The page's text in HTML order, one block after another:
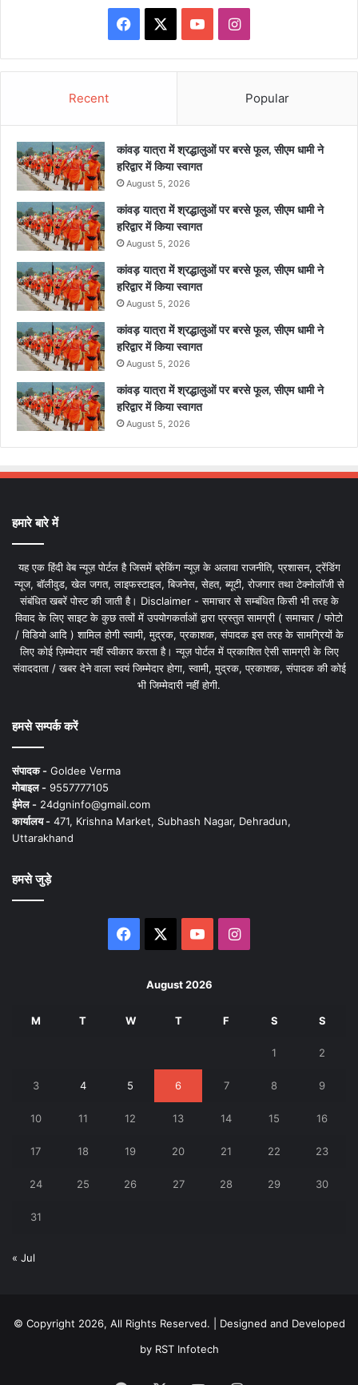
Facebook YouTubeInstagram
Recent Popular
कांवड़ यात्रा में श्रद्धालुओं पर बरसे फूल, सीएम धामी ने
हरिद्वार में किया स्वागत
August 5, 2026
कांवड़ यात्रा में श्रद्धालुओं पर बरसे फूल, सीएम धामी ने
हरिद्वार में किया स्वागत
August 5, 2026
कांवड़ यात्रा में श्रद्धालुओं पर बरसे फूल, सीएम धामी ने
हरिद्वार में किया स्वागत
August 5, 2026
कांवड़ यात्रा में श्रद्धालुओं पर बरसे फूल, सीएम धामी ने
हरिद्वार में किया स्वागत
August 5, 2026
कांवड़ यात्रा में श्रद्धालुओं पर बरसे फूल, सीएम धामी ने
हरिद्वार में किया स्वागत
August 5, 2026
हमारे बारे में
यह एक हिंदी वेब न्यूज़ पोर्टल है जिसमें ब्रेकिंग न्यूज़ के अलावा राजनीति, प्रशासन, ट्रेंडिंग
न्यूज, बॉलीवुड, खेल जगत, लाइफस्टाइल, बिजनेस, सेहत, ब्यूटी, रोजगार तथा टेक्नोलॉजी से
संबंधित खबरें पोस्ट की जाती है। Disclaimer - समाचार से सम्बंधित किसी भी तरह के
विवाद के लिए साइट के कुछ तत्वों में उपयोगकर्ताओं द्वारा प्रस्तुत सामग्री ( समाचार / फोटो
/ विडियो आदि ) शामिल होगी स्वामी, मुद्रक, प्रकाशक, संपादक इस तरह के सामग्रियों के
लिए कोई ज़िम्मेदार नहीं स्वीकार करता है। न्यूज़ पोर्टल में प्रकाशित ऐसी सामग्री के लिए
संवाददाता / खबर देने वाला स्वयं जिम्मेदार होगा, स्वामी, मुद्रक, प्रकाशक, संपादक की कोई
भी जिम्मेदारी नहीं होगी.
हमसे सम्पर्क करें
संपादक - Goldee Verma
मोबाइल - 9557777105
ईमेल - 24dgninfo@gmail.com
कार्यालय - 471, Krishna Market, Subhash Nagar, Dehradun,
Uttarakhand
हमसे जुड़े
Facebook YouTubeInstagram
August 2026
M T W T F S S
1 2
3 4 5 6 7 8 9
10 11 12 13 14 15 16
17 18 19 20 21 22 23
24 25 26 27 28 29 30
31
« Jul
© Copyright 2026, All Rights Reserved. | Designed and Developed
byRST Infotech